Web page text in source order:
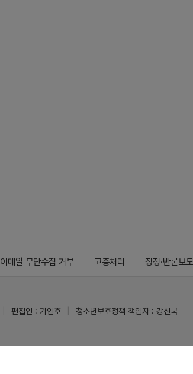
이메일 무단수집 거부 고충처리 정정·반론보도
편집인 : 가인호
청소년보호정책 책임자 : 강신국